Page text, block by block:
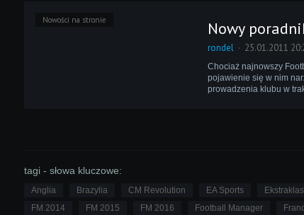
Nowości na stronie Nowy
rondel 25.01.2011
Chociaż najnowszy
pojawienie się w nim
prowadzenia klubu w
tagi - słowa kluczowe:
Anglia Brazylia CM Revolution EA Sports
FM 2014
FM 2015 FM 2016 Football Manager